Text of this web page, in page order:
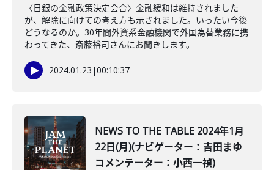
〈日銀の金融政策決定会合〉金融緩和は維持されました
が、解除に向けての考え方も示されました。いったい今後
どうなるのか。30年間外資系金融機関で外国為替業務に携
わってきた、斎藤裕司さんにお聞きします。
2024.01.23 |00:10:37
NEWS TO THE TABLE 2024年1月
22日(月)(ナビゲーター：吉田まゆ
コメンテーター：小西一禎)